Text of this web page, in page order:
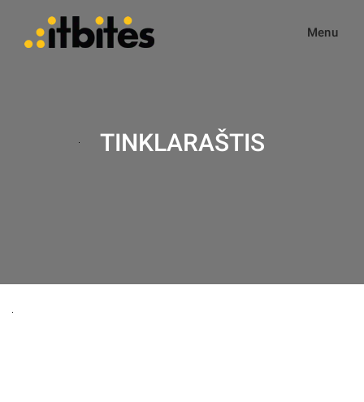
Menu
TINKLARAŠTIS